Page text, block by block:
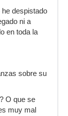
despistado
ni a
en toda la
sobre su
O que se
muy mal